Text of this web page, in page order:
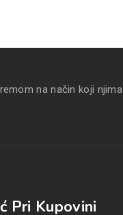
na način koji njima
Pri Kupovini